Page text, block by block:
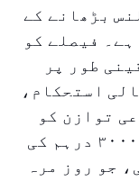
بڑھانے کے
فیصلے کو
طور پر
استحکام،
توازن کو
مدنظر رکھیں گے۔ دریں اثنا، ۳۰۰۰ درہم کی
جو روز مرہ